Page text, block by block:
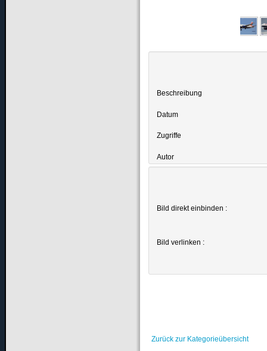
Beschreibung
Datum
Zugriffe
Autor
Bild direkt einbinden :
Bild verlinken :
Zurück zur Kategorieübersicht